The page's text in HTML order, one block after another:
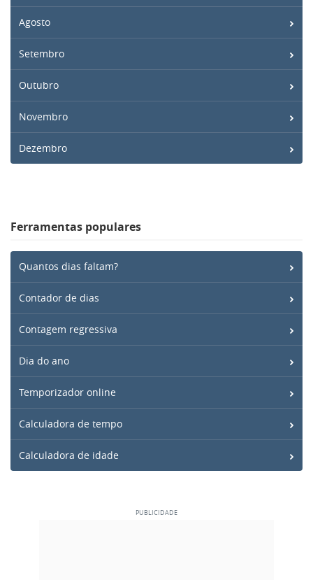
Agosto
Setembro
Outubro
Novembro
Dezembro
Ferramentas populares
Quantos dias faltam?
Contador de dias
Contagem regressiva
Dia do ano
Temporizador online
Calculadora de tempo
Calculadora de idade